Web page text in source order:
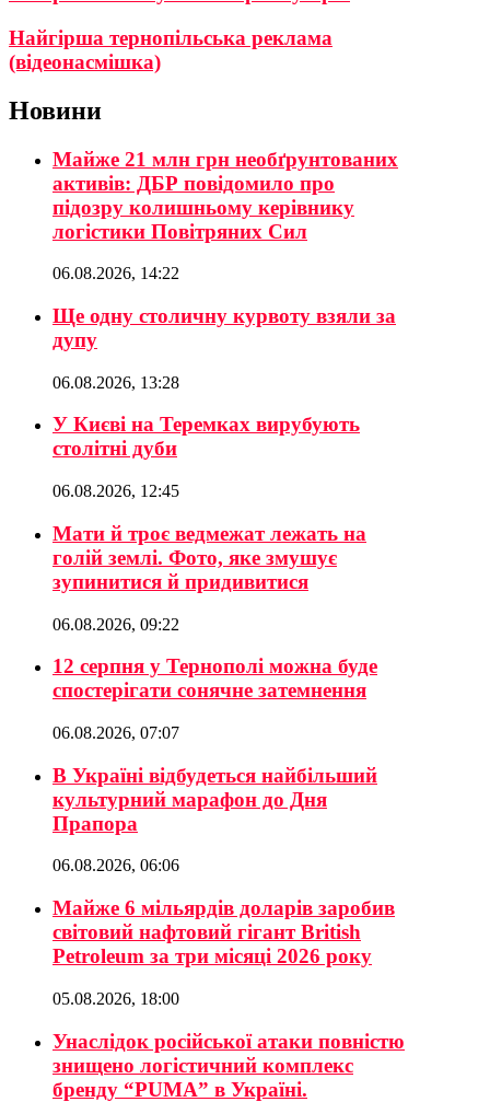
Найгірша тернопільська реклама
(відеонасмішка)
Новини
Майже 21 млн грн необґрунтованих
активів: ДБР повідомило про
підозру колишньому керівнику
логістики Повітряних Сил
06.08.2026, 14:22
Ще одну столичну курвоту взяли за
дупу
06.08.2026, 13:28
У Києві на Теремках вирубують
столітні дуби
06.08.2026, 12:45
Мати й троє ведмежат лежать на
голій землі. Фото, яке змушує
зупинитися й придивитися
06.08.2026, 09:22
12 серпня у Тернополі можна буде
спостерігати сонячне затемнення
06.08.2026, 07:07
В Україні відбудеться найбільший
культурний марафон до Дня
Прапора
06.08.2026, 06:06
Майже 6 мільярдів доларів заробив
світовий нафтовий гігант British
Petroleum за три місяці 2026 року
05.08.2026, 18:00
Унаслідок російської атаки повністю
знищено логістичний комплекс
бренду “PUMA” в Україні.